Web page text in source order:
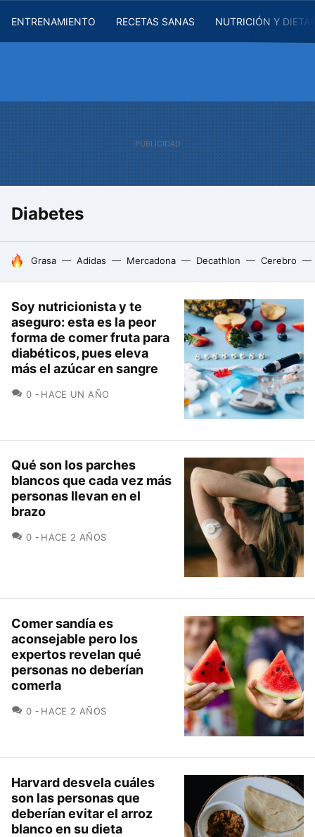
ENTRENAMIENTO RECETAS SANAS NUTRICIÓN Y
Diabetes
HOY SE HABLA DE
Grasa Adidas Mercadona Decathlon Cerebro
Soy nutricionista y te
aseguro: esta es la peor
forma de comer fruta para
diabéticos, pues eleva
más el azúcar en sangre
0 COMENTARIOS
HACE UN AÑO
Qué son los parches
blancos que cada vez más
personas llevan en el
brazo
0 COMENTARIOS
HACE 2 AÑOS
Comer sandía es
aconsejable pero los
expertos revelan qué
personas no deberían
comerla
0 COMENTARIOS
HACE 2 AÑOS
Harvard desvela cuáles
son las personas que
deberían evitar el arroz
blanco en su dieta